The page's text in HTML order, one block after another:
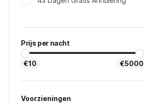
Prijs per nacht
€10 €5000
Voorzieningen